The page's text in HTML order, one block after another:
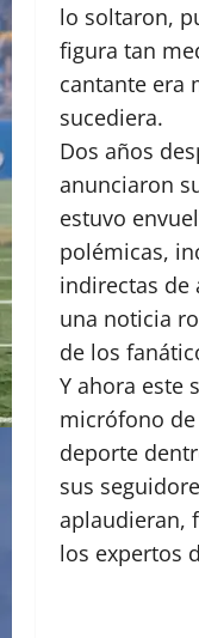
lo soltaron,
figura tan
cantante era
sucediera.
Dos años
anunciaron
estuvo
polémicas,
indirectas de
una noticia
de los
Y ahora este
micrófono
deporte
sus
aplaudieran,
los expertos